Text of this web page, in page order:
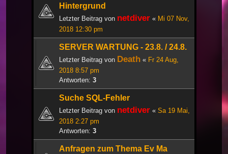
Hintergrund
Letzter Beitrag von netdiver « Mi 07 Nov,
2018 12:30 pm
SERVER WARTUNG - 23.8. / 24.8.
Letzter Beitrag von Death « Fr 24 Aug,
2018 8:57 pm
Antworten: 3
Suche SQL-Fehler
Letzter Beitrag von netdiver « Sa 19 Mai,
2018 2:27 pm
Antworten: 3
Anfragen zum Thema Ev Ma